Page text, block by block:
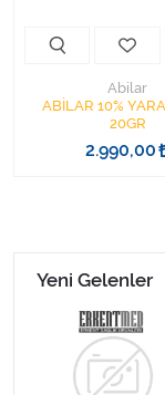
Ortopedi Ürünleri
Ortopedi Ürünleri
Sarf Malzemeleri
Sarf Malzemeleri
Tıbbi Tekstil
Abilar
ABİLAR 10%
20GR
2.990,00
Yeni Gelenler